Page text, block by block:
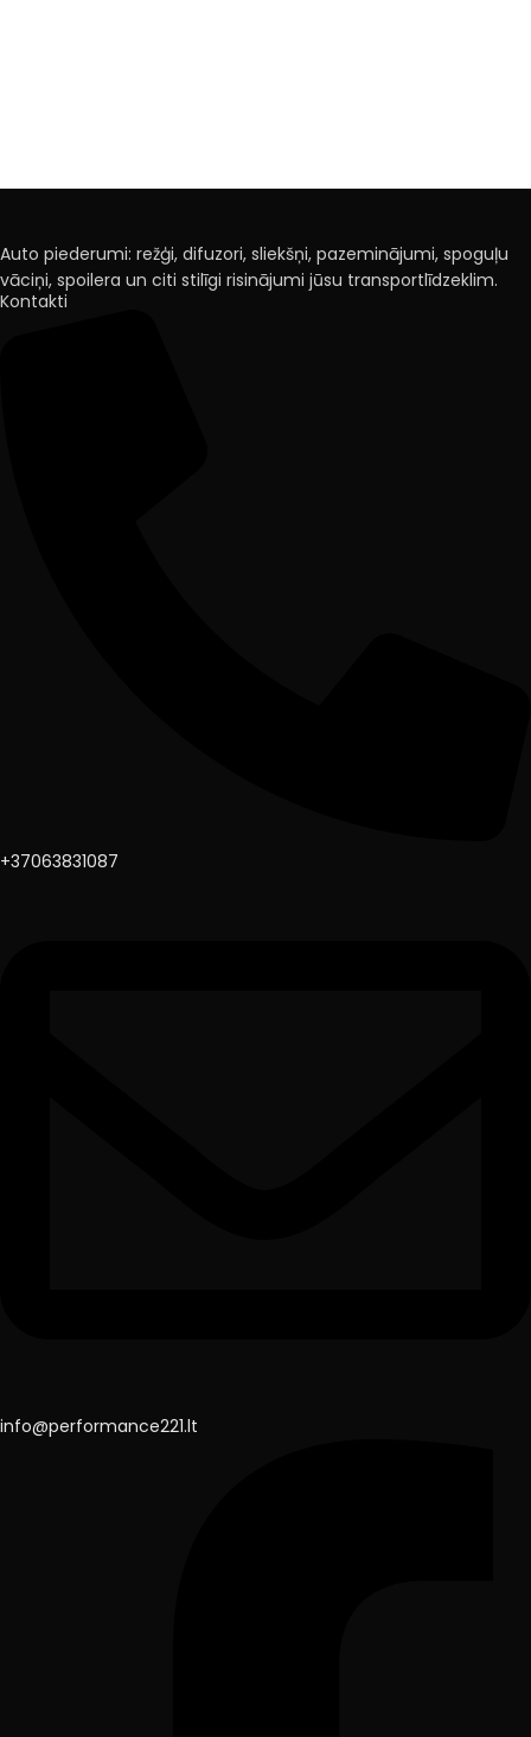
Auto piederumi: režģi, difuzori, sliekšņi, pazeminājumi, spoguļu
vāciņi, spoilera un citi stilīgi risinājumi jūsu transportlīdzeklim.
Kontakti
+37063831087
info@performance221.lt